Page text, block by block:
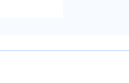
לחינוך סביבתי בפארק